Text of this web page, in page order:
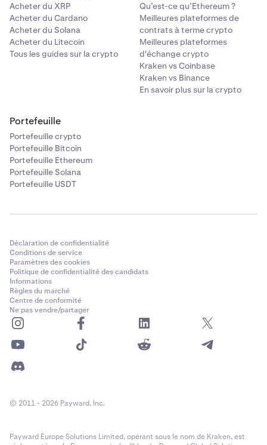
Acheter du XRP
Acheter du Cardano
Acheter du Solana
Acheter du Litecoin
Tous les guides sur la crypto
Qu’est-ce qu’Ethereum ?
Meilleures plateformes de
contrats à terme crypto
Meilleures plateformes
d'échange crypto
Kraken vs Coinbase
Kraken vs Binance
En savoir plus sur la crypto
Portefeuille
Portefeuille crypto
Portefeuille Bitcoin
Portefeuille Ethereum
Portefeuille Solana
Portefeuille USDT
Déclaration de confidentialité
Conditions de service
Paramètres des cookies
Politique de confidentialité des candidats
Informations
Règles du marché
Centre de conformité
Ne pas vendre/partager
© 2011 - 2026 Payward, Inc.
Payward Europe Solutions Limited, opérant sous le nom de Kraken, est